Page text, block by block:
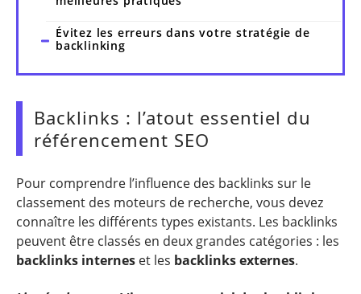
Évitez les erreurs dans votre stratégie de
backlinking
Backlinks : l’atout essentiel du
référencement SEO
Pour comprendre l’influence des backlinks sur le
classement des moteurs de recherche, vous devez
connaître les différents types existants. Les backlinks
peuvent être classés en deux grandes catégories : les
backlinks internes et les backlinks externes.